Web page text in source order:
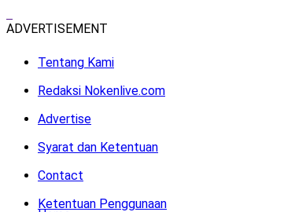
ADVERTISEMENT
Tentang Kami
Redaksi Nokenlive.com
Advertise
Syarat dan Ketentuan
Contact
Ketentuan Penggunaan